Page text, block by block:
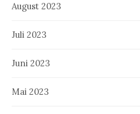
August 2023
Juli 2023
Juni 2023
Mai 2023